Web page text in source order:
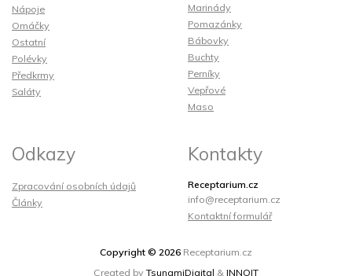
Nápoje
Omáčky
Ostatní
Polévky
Předkrmy
Saláty
Marinády
Pomazánky
Bábovky
Buchty
Perníky
Vepřové
Maso
Odkazy
Zpracování osobních údajů
Články
Kontakty
Receptarium.cz
info@receptarium.cz
Kontaktní formulář
Copyright © 2026 Receptarium.cz
Created byTsunamiDigital & INNOIT